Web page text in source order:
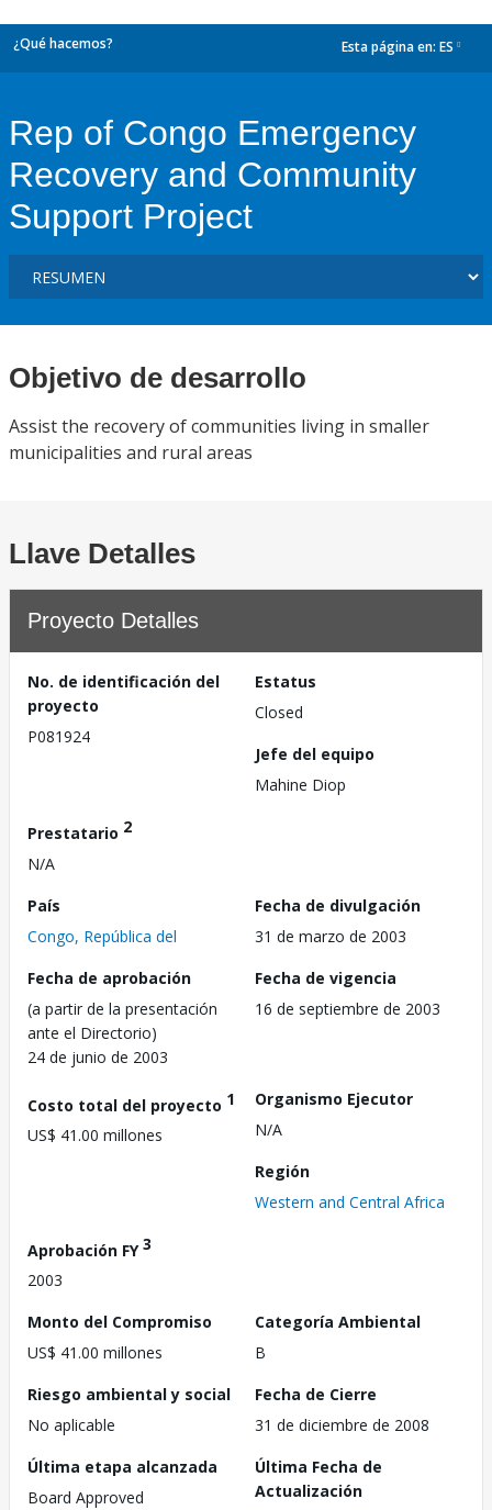
¿Qué hacemos? Esta página en: ES
Rep of Congo Emergency
Recovery and Community
Support Project
Objetivo de desarrollo
Assist the recovery of communities living in smaller
municipalities and rural areas
Llave Detalles
Proyecto Detalles
No. de identificación del
proyecto
P081924
Estatus
Closed
Jefe del equipo
Mahine Diop
Prestatario 2
N/A
País
Congo, República del
Fecha de divulgación
31 de marzo de 2003
Fecha de aprobación
(a partir de la presentación
ante el Directorio)
24 de junio de 2003
Fecha de vigencia
16 de septiembre de 2003
Costo total del proyecto 1
US$ 41.00 millones
Organismo Ejecutor
N/A
Región
Western and Central Africa
Aprobación FY3
2003
Monto del Compromiso
US$ 41.00 millones
Categoría Ambiental
B
Riesgo ambiental y social
No aplicable
Fecha de Cierre
31 de diciembre de 2008
Última etapa alcanzada
Board Approved
Última Fecha de
Actualización